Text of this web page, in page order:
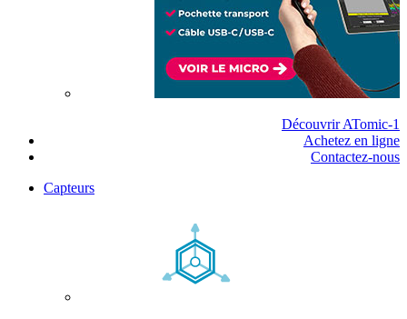
Découvrir ATomic-1
Achetez en ligne
Contactez-nous
Capteurs